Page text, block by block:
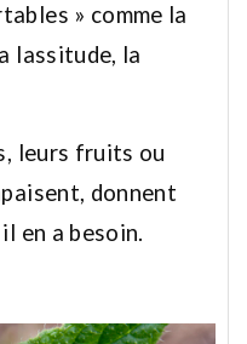
» comme la
lassitude, la
leurs fruits ou
donnent
en a besoin.